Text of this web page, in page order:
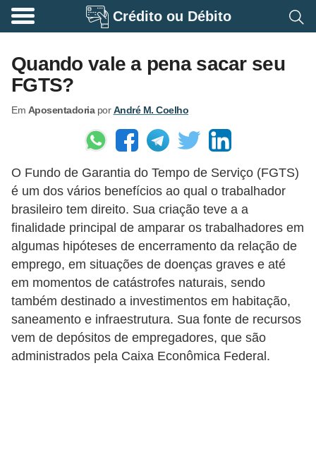
Crédito ou Débito
Quando vale a pena sacar seu
FGTS?
Em AposentadoriaporAndré M. Coelho
O Fundo de Garantia do Tempo de Serviço (FGTS)
é um dos vários benefícios ao qual o trabalhador
brasileiro tem direito. Sua criação teve a a
finalidade principal de amparar os trabalhadores em
algumas hipóteses de encerramento da relação de
emprego, em situações de doenças graves e até
em momentos de catástrofes naturais, sendo
também destinado a investimentos em habitação,
saneamento e infraestrutura. Sua fonte de recursos
vem de depósitos de empregadores, que são
administrados pela Caixa Econômica Federal.
A
o
s
e
a
d
o
r
i
a
a
n